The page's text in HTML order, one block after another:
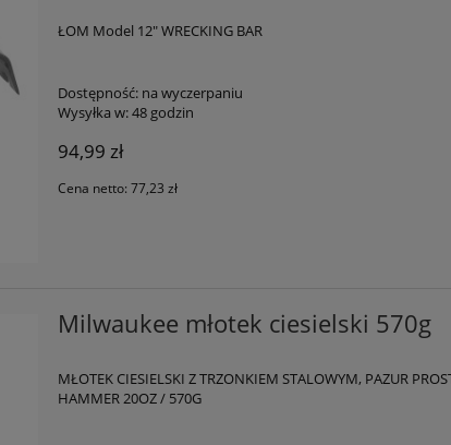
ŁOM Model 12" WRECKING BAR
Dostępność: na wyczerpaniu
Wysyłka w:48 godzin
94,99 zł
Cena netto: 77,23 zł
Milwaukee młotek ciesielski 570g
MŁOTEK CIESIELSKI Z TRZONKIEM STALOWYM, PAZUR
HAMMER 20OZ / 570G